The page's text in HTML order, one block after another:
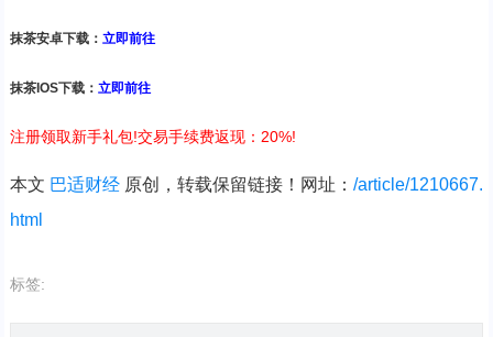
抹茶安卓下载： 立即前往
抹茶IOS下载： 立即前往
注册领取新手礼包!交易手续费返现：20%!
本文 巴适财经原创，转载保留链接！网址： /article/1210667.
html
标签: